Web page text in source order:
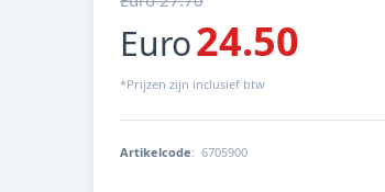
Euro24.50
*Prijzen zijn inclusief btw
Artikelcode: 6705900